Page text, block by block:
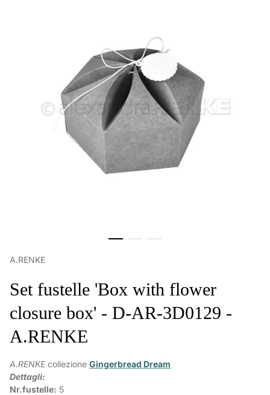
A.RENKE
Set fustelle 'Box with flower
closure box' - D-AR-3D0129 -
A.RENKE
A.RENKE collezione Gingerbread Dream
Dettagli:
Nr.fustelle: 5